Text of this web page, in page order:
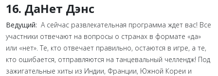
16. ДаНет Дэнс
Ведущий: А сейчас развлекательная программа ждет вас! Все
участники отвечают на вопросы о странах в формате «да»
или «нет». Те, кто отвечает правильно, остаются в игре, а те,
кто ошибается, отправляются на танцевальный челлендж! Под
зажигательные хиты из Индии, Франции, Южной Кореи и